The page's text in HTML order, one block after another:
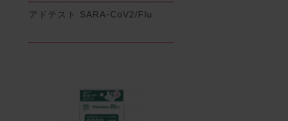
アドテスト SARA-CoV2/Flu